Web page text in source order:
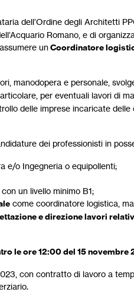
dell’Ordine degli Architetti
Romano, e di
unCoordinatore
manodopera e personale,
per eventuali lavori di
delle imprese incaricate delle
dei professionisti in
e/o Ingegneria o equipollenti;
un livello minimo B1;
come coordinatore logistica,
e direzione lavori
le ore 12:00 del 15 novembre
con contratto di lavoro a